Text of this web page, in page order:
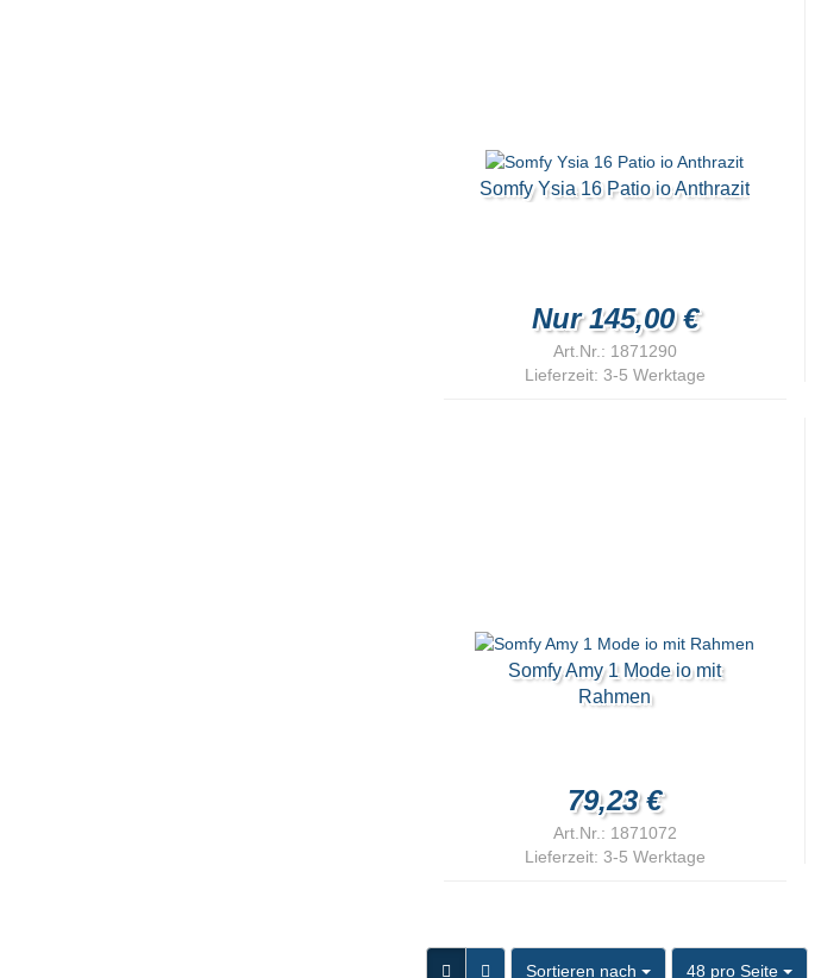
Somfy Ysia 16 Patio io Anthrazit
Nur 145,00 €
Art.Nr.: 1871290
Lieferzeit: 3-5 Werktage
Somfy Amy 1 Mode io mit
Rahmen
79,23 €
Art.Nr.: 1871072
Lieferzeit: 3-5 Werktage
Sortieren nach
Sortieren nach 48 pro Seite
pro Seite